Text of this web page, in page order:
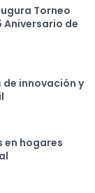
Torneo
Aniversario de
de innovación y
en hogares